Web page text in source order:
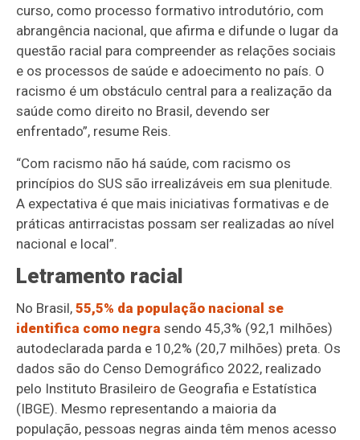
curso, como processo formativo introdutório, com
abrangência nacional, que afirma e difunde o lugar da
questão racial para compreender as relações sociais
e os processos de saúde e adoecimento no país. O
racismo é um obstáculo central para a realização da
saúde como direito no Brasil, devendo ser
enfrentado”, resume Reis.
“Com racismo não há saúde, com racismo os
princípios do SUS são irrealizáveis em sua plenitude.
A expectativa é que mais iniciativas formativas e de
práticas antirracistas possam ser realizadas ao nível
nacional e local”.
Letramento racial
No Brasil,55,5% da população nacional se
identifica como negra sendo 45,3% (92,1 milhões)
autodeclarada parda e 10,2% (20,7 milhões) preta. Os
dados são do Censo Demográfico 2022, realizado
pelo Instituto Brasileiro de Geografia e Estatística
(IBGE). Mesmo representando a maioria da
população, pessoas negras ainda têm menos acesso